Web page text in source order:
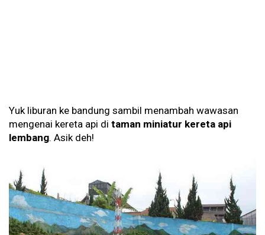
Yuk liburan ke bandung sambil menambah wawasan
mengenai kereta api di taman miniatur kereta api
lembang. Asik deh!